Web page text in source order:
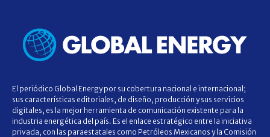
El periódico Global Energy por su cobertura nacional e internacional;
sus características editoriales, de diseño, producción y sus servicios
digitales, es la mejor herramienta de comunicación existente para la
industria energética del país. Es el enlace estratégico entre la iniciativa
privada, con las paraestatales como Petróleos Mexicanos y la Comisión